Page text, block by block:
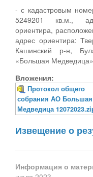
- с кадастровым
5249201 кв.м.,
ориентира,
адрес ориентира:
Кашинский р-н,
«Большая
Вложения:
Протокол общего
собрания АО Большая
Медведица
Извещение о
Информация о